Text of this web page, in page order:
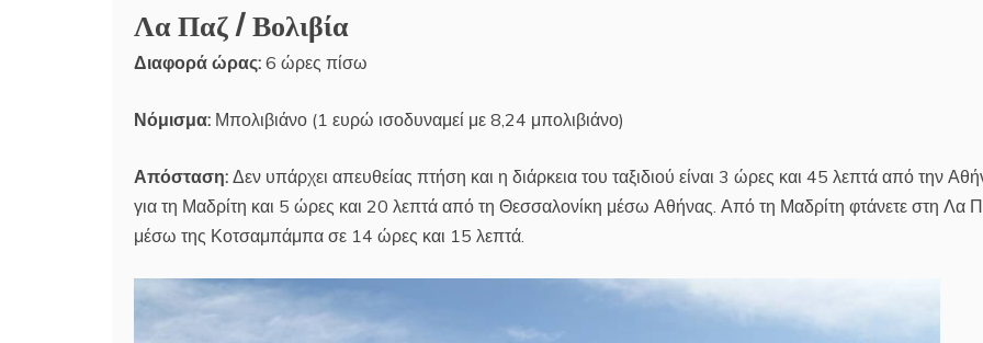
Λα Παζ / Βολιβία
Διαφορά ώρας: 6 ώρες πίσω
Νόμισμα: Μπολιβιάνο (1 ευρώ ισοδυναμεί με 8,24 μπολιβιάνο)
Απόσταση: Δεν υπάρχει απευθείας πτήση και η διάρκεια του ταξιδιού είναι 3 ώρες και 45 λεπτά από την
για τη Μαδρίτη και 5 ώρες και 20 λεπτά από τη Θεσσαλονίκη μέσω Αθήνας. Από τη Μαδρίτη φτάνετε στη Λα
μέσω της Κοτσαμπάμπα σε 14 ώρες και 15 λεπτά.